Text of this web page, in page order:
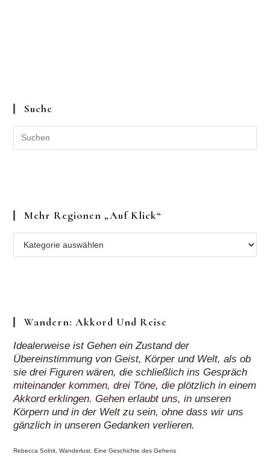
Suche
Mehr Regionen „auf Klick“
Regionen
Wandern: Akkord Und Reise
Idealerweise ist Gehen ein Zustand der
Übereinstimmung von Geist, Körper und Welt, als ob
sie drei Figuren wären, die schließlich ins Gespräch
miteinander kommen, drei Töne, die plötzlich in einem
Akkord erklingen. Gehen erlaubt uns, in unseren
Körpern und in der Welt zu sein, ohne dass wir uns
gänzlich in unseren Gedanken verlieren.
Rebecca Solnit, Wanderlust. Eine Geschichte des Gehens